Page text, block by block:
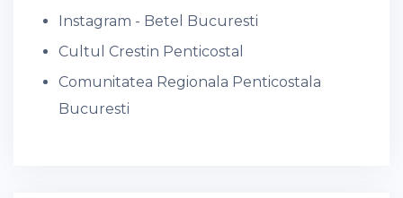
Instagram - Betel Bucuresti
Cultul Crestin Penticostal
Comunitatea Regionala Penticostala
Bucuresti